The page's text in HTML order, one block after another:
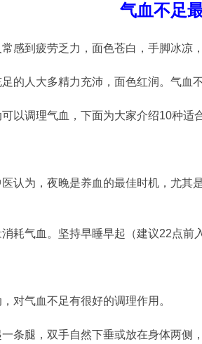
气血不足
感到疲劳乏力，面色苍白，手脚冰凉
的人大多精力充沛，面色红润。气血
以调理气血，下面为大家介绍10种适
认为，夜晚是养血的最佳时机，尤
耗气血。坚持早睡早起（建议22点前
对气血不足有很好的调理作用。
条腿，双手自然下垂或放在身体两